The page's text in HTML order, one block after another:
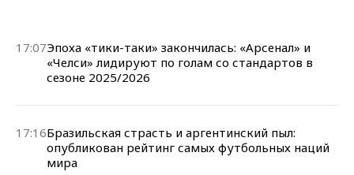
17:07Эпоха «тики-таки» закончилась: «Арсенал» и
«Челси» лидируют по голам со стандартов в
сезоне 2025/2026
17:16Бразильская страсть и аргентинский пыл:
опубликован рейтинг самых футбольных наций
мира